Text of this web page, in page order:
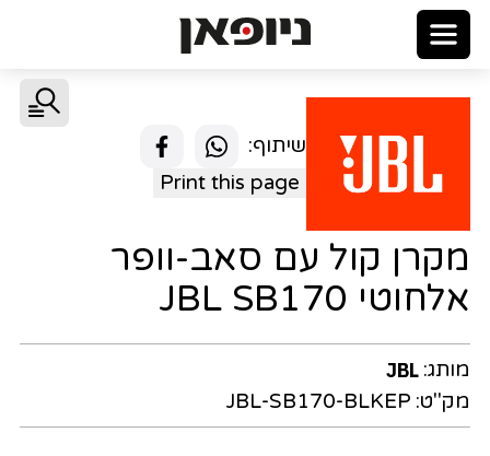
שיתוף:
Print this page
מקרן קול עם סאב-וופר
אלחוטי JBL SB170
מותג: JBL
מק"ט: JBL-SB170-BLKEP